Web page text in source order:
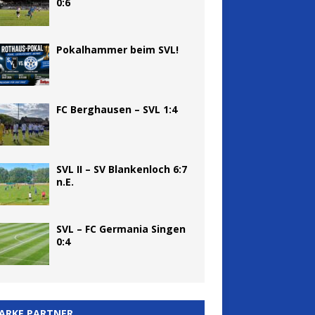
Pokalhammer beim SVL!
FC Berghausen – SVL 1:4
SVL II – SV Blankenloch 6:7
n.E.
SVL – FC Germania Singen
0:4